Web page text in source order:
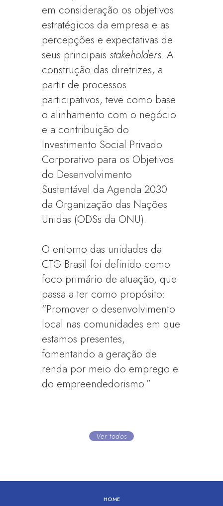
em consideração os objetivos
estratégicos da empresa e as
percepções e expectativas de
seus principais stakeholders. A
construção das diretrizes, a
partir de processos
participativos, teve como base
o alinhamento com o negócio
e a contribuição do
Investimento Social Privado
Corporativo para os Objetivos
do Desenvolvimento
Sustentável da Agenda 2030
da Organização das Nações
Unidas (ODSs da ONU).
O entorno das unidades da
CTG Brasil foi definido como
foco primário de atuação, que
passa a ter como propósito:
“Promover o desenvolvimento
local nas comunidades em que
estamos presentes,
fomentando a geração de
renda por meio do emprego e
do empreendedorismo.”
Ver todos
HOME